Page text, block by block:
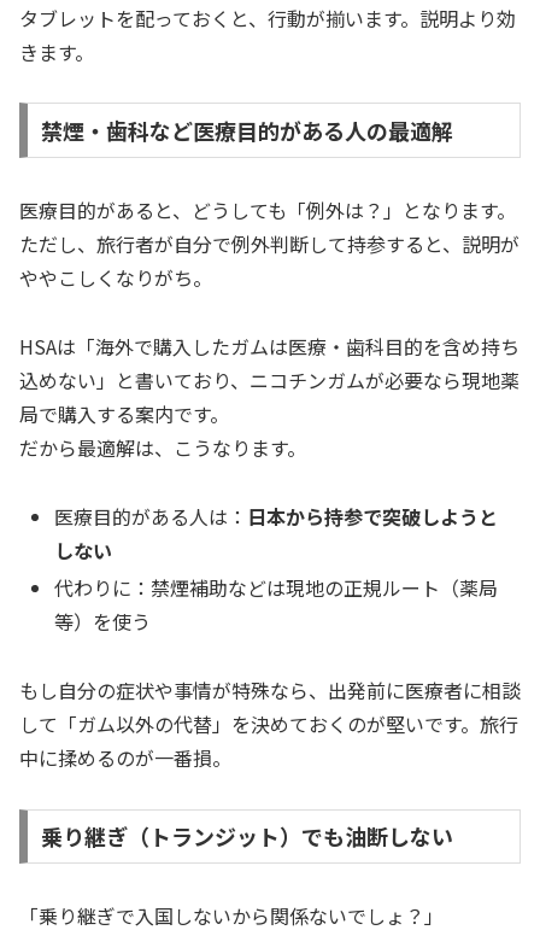
タブレットを配っておくと、行動が揃います。説明より効
きます。
禁煙・歯科など医療目的がある人の最適解
医療目的があると、どうしても「例外は？」となります。
ただし、旅行者が自分で例外判断して持参すると、説明が
ややこしくなりがち。
HSAは「海外で購入したガムは医療・歯科目的を含め持ち
込めない」と書いており、ニコチンガムが必要なら現地薬
局で購入する案内です。
だから最適解は、こうなります。
医療目的がある人は： 日本から持参で突破しようと
しない
代わりに：禁煙補助などは現地の正規ルート（薬局
等）を使う
もし自分の症状や事情が特殊なら、出発前に医療者に相談
して「ガム以外の代替」を決めておくのが堅いです。旅行
中に揉めるのが一番損。
乗り継ぎ（トランジット）でも油断しない
「乗り継ぎで入国しないから関係ないでしょ？」